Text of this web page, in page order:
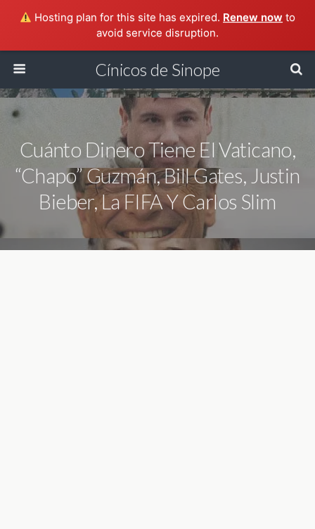
Hosting plan for this site has expired. Renew now to
avoid service disruption.
Cínicos de Sinope
Cuánto Dinero Tiene El Vaticano,
“Chapo” Guzmán, Bill Gates, Justin
Bieber, La FIFA Y Carlos Slim